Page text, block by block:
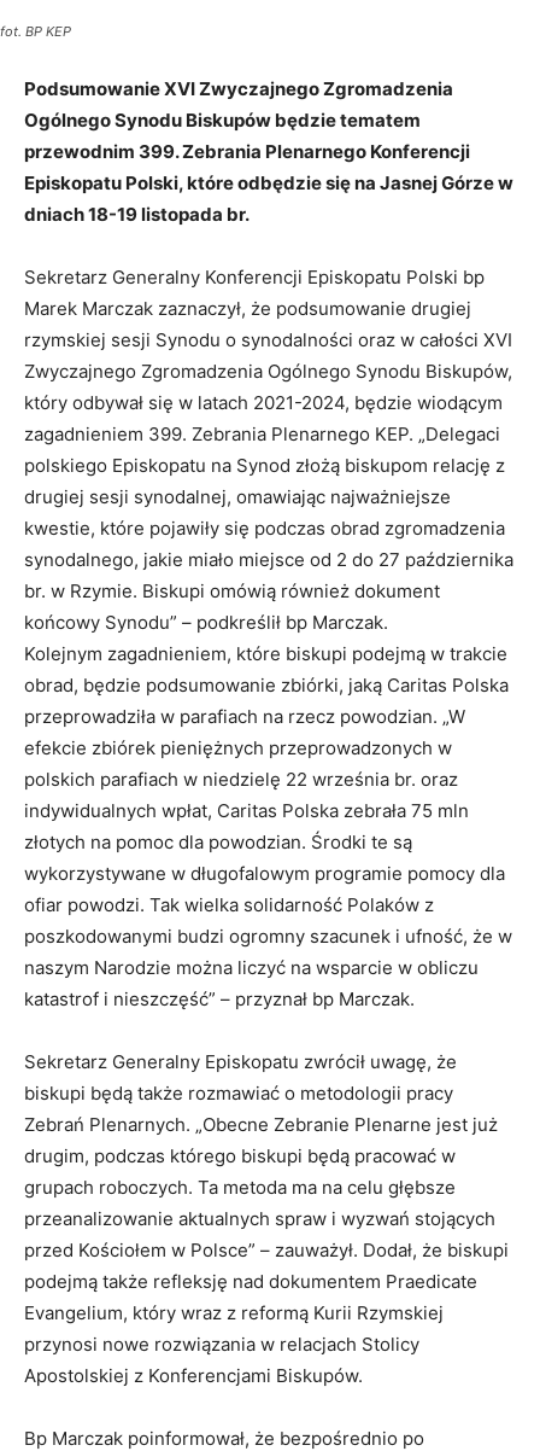
fot. BP KEP
Podsumowanie XVI Zwyczajnego Zgromadzenia
Ogólnego Synodu Biskupów będzie tematem
przewodnim 399. Zebrania Plenarnego Konferencji
Episkopatu Polski, które odbędzie się na Jasnej Górze w
dniach 18-19 listopada br.
Sekretarz Generalny Konferencji Episkopatu Polski bp
Marek Marczak zaznaczył, że podsumowanie drugiej
rzymskiej sesji Synodu o synodalności oraz w całości XVI
Zwyczajnego Zgromadzenia Ogólnego Synodu Biskupów,
który odbywał się w latach 2021-2024, będzie wiodącym
zagadnieniem 399. Zebrania Plenarnego KEP. „Delegaci
polskiego Episkopatu na Synod złożą biskupom relację z
drugiej sesji synodalnej, omawiając najważniejsze
kwestie, które pojawiły się podczas obrad zgromadzenia
synodalnego, jakie miało miejsce od 2 do 27 października
br. w Rzymie. Biskupi omówią również dokument
końcowy Synodu” – podkreślił bp Marczak.
Kolejnym zagadnieniem, które biskupi podejmą w trakcie
obrad, będzie podsumowanie zbiórki, jaką Caritas Polska
przeprowadziła w parafiach na rzecz powodzian. „W
efekcie zbiórek pieniężnych przeprowadzonych w
polskich parafiach w niedzielę 22 września br. oraz
indywidualnych wpłat, Caritas Polska zebrała 75 mln
złotych na pomoc dla powodzian. Środki te są
wykorzystywane w długofalowym programie pomocy dla
ofiar powodzi. Tak wielka solidarność Polaków z
poszkodowanymi budzi ogromny szacunek i ufność, że w
naszym Narodzie można liczyć na wsparcie w obliczu
katastrof i nieszczęść” – przyznał bp Marczak.
Sekretarz Generalny Episkopatu zwrócił uwagę, że
biskupi będą także rozmawiać o metodologii pracy
Zebrań Plenarnych. „Obecne Zebranie Plenarne jest już
drugim, podczas którego biskupi będą pracować w
grupach roboczych. Ta metoda ma na celu głębsze
przeanalizowanie aktualnych spraw i wyzwań stojących
przed Kościołem w Polsce” – zauważył. Dodał, że biskupi
podejmą także refleksję nad dokumentem Praedicate
Evangelium, który wraz z reformą Kurii Rzymskiej
przynosi nowe rozwiązania w relacjach Stolicy
Apostolskiej z Konferencjami Biskupów.
Bp Marczak poinformował, że bezpośrednio po